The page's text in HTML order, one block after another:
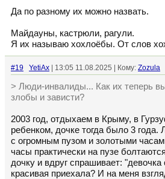
Да по разному их можно назвать.
Майдауны, кастрюли, рагули.
Я их называю хохлоёбы. От слов
#19 YetiAx | 13:05 11.08.2025 | Кому: Zozula
> Люди-инвалиды... Как их теперь
злобы и зависти?
2003 год, отдыхаем в Крыму, в
ребенком, дочке тогда было 3 года.
с огромным пузом и золотыми
часы практически на пузе
дочку и вдруг спрашивает: "девочка
красивая приехала? И на меня